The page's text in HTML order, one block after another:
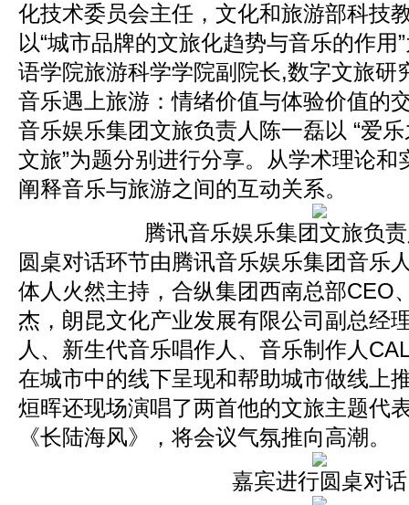
化技术委员会主任，文化和旅游部科技
以“城市品牌的文旅化趋势与音乐的作用
语学院旅游科学学院副院长,数字文旅研
音乐遇上旅游：情绪价值与体验价值的
音乐娱乐集团文旅负责人陈一磊以 “爱
文旅”为题分别进行分享。从学术理论
阐释音乐与旅游之间的互动关系。
腾讯音乐娱乐集团文旅负
圆桌对话环节由腾讯音乐娱乐集团音乐
体人火然主持，合纵集团西南总部CEO
杰，朗昆文化产业发展有限公司副总经
人、新生代音乐唱作人、音乐制作人
在城市中的线下呈现和帮助城市做线上
烜晖还现场演唱了两首他的文旅主题代
《长陆海风》，将会议气氛推向高潮。
嘉宾进行圆桌对话